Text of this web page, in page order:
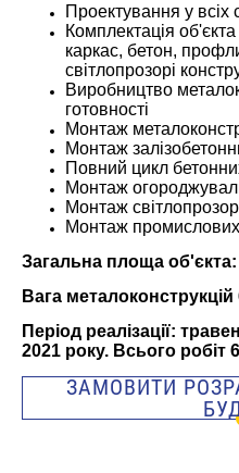
Проектування у
Комплектація
каркас, бетон,
світлопрозорі
Виробництво
готовності
Монтаж
Монтаж
Повний цикл
Монтаж
Монтаж
Монтаж промислових
Загальна площа
Вага металоконструкцій
Період реалізації:
2021 року. Всього робіт
ЗАМОВИТИ